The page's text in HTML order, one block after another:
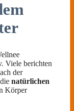
Viele berichten
der
natürlichen
Körper